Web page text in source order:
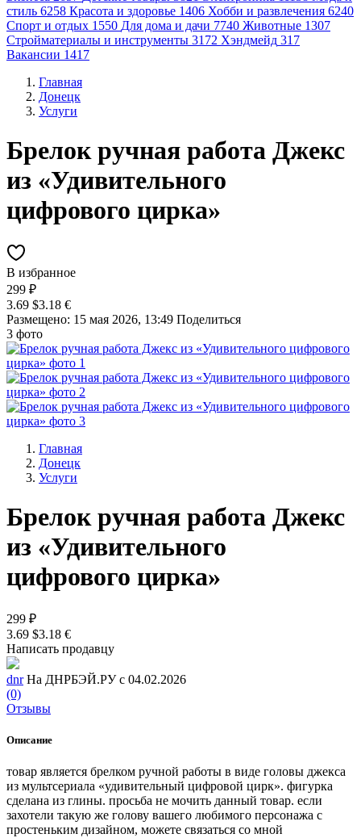
стиль 6258 Красота и здоровье 1406 Хобби и развлечения 6240
Спорт и отдых 1550 Для дома и дачи 7740 Животные 1307
Стройматериалы и инструменты 3172 Хэндмейд 317
Вакансии 1417
Главная
Донецк
Услуги
Брелок ручная работа Джекс
из «Удивительного
цифрового цирка»
В избранное
299 ₽
3.69 $3.18 €
Размещено: 15 мая 2026, 13:49 Поделиться
3 фото
Главная
Донецк
Услуги
Брелок ручная работа Джекс
из «Удивительного
цифрового цирка»
299 ₽
3.69 $3.18 €
Написать продавцу
dnr На ДНРБЭЙ.РУ с 04.02.2026
(0)
Отзывы
Описание
товар является брелком ручной работы в виде головы джекса
из мультсериала «удивительный цифровой цирк». фигурка
сделана из глины. просьба не мочить данный товар. если
захотели такую же голову вашего любимого персонажа с
простеньким дизайном, можете связаться со мной